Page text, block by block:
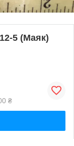
5 (Маяк)
₴